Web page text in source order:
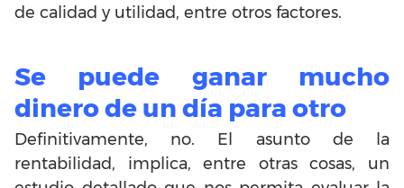
de calidad y utilidad, entre otros factores.
Se puede ganar mucho
dinero de un día para otro
Definitivamente, no. El asunto de la
rentabilidad, implica, entre otras cosas, un